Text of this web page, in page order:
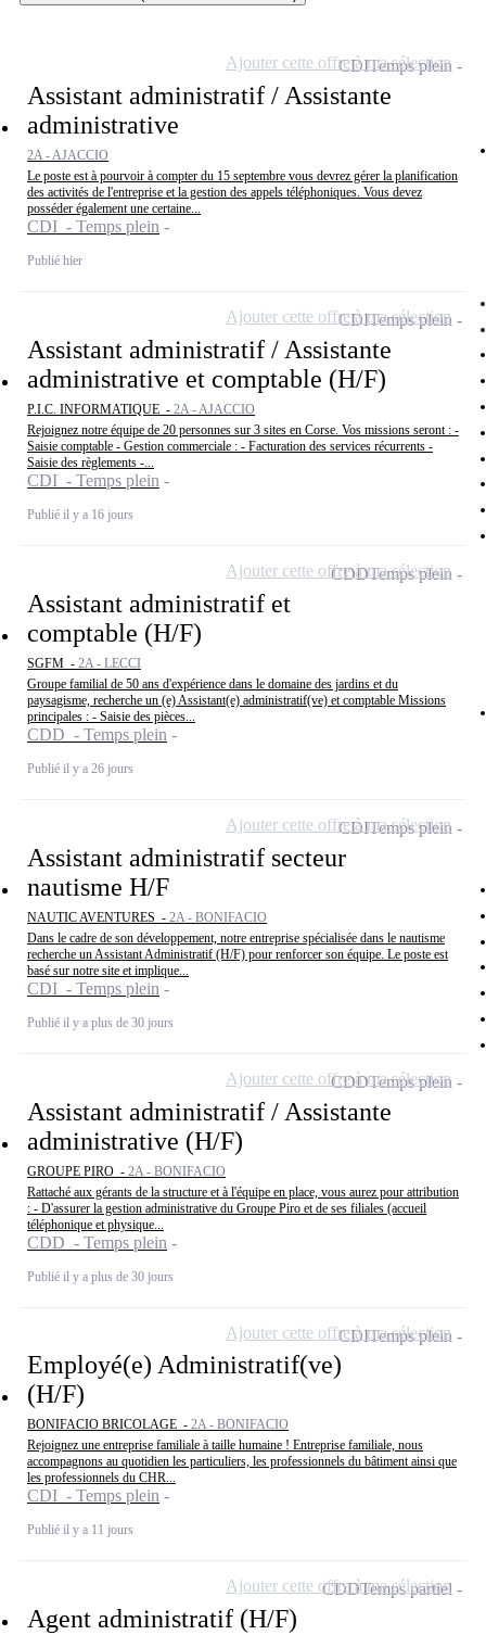
Assistant administratif / Assistante
administrative
2A - AJACCIO
Le poste est à pourvoir à compter du 15 septembre vous devrez gérer la planification
des activités de l'entreprise et la gestion des appels téléphoniques. Vous devez
posséder également une certaine...
CDI - Temps plein
Publié hier
CDITemps plein
Ajouter cette offre à ma sélection
Assistant administratif / Assistante
administrative et comptable (H/F)
P.I.C. INFORMATIQUE - 2A - AJACCIO
Rejoignez notre équipe de 20 personnes sur 3 sites en Corse. Vos missions seront : -
Saisie comptable - Gestion commerciale : - Facturation des services récurrents -
Saisie des règlements -...
CDI - Temps plein
Publié il y a 16 jours
CDITemps plein
Ajouter cette offre à ma sélection
Assistant administratif et
comptable (H/F)
SGFM - 2A - LECCI
Groupe familial de 50 ans d'expérience dans le domaine des jardins et du
paysagisme, recherche un (e) Assistant(e) administratif(ve) et comptable Missions
principales : - Saisie des pièces...
CDD - Temps plein
Publié il y a 26 jours
CDDTemps plein
Ajouter cette offre à ma sélection
Assistant administratif secteur
nautisme H/F
NAUTIC AVENTURES - 2A - BONIFACIO
Dans le cadre de son développement, notre entreprise spécialisée dans le nautisme
recherche un Assistant Administratif (H/F) pour renforcer son équipe. Le poste est
basé sur notre site et implique...
CDI - Temps plein
Publié il y a plus de 30 jours
CDITemps plein
Ajouter cette offre à ma sélection
Assistant administratif / Assistante
administrative (H/F)
GROUPE PIRO - 2A - BONIFACIO
Rattaché aux gérants de la structure et à l'équipe en place, vous aurez pour attribution
: - D'assurer la gestion administrative du Groupe Piro et de ses filiales (accueil
téléphonique et physique...
CDD - Temps plein
Publié il y a plus de 30 jours
CDDTemps plein
Ajouter cette offre à ma sélection
Employé(e) Administratif(ve)
(H/F)
BONIFACIO BRICOLAGE - 2A - BONIFACIO
Rejoignez une entreprise familiale à taille humaine ! Entreprise familiale, nous
accompagnons au quotidien les particuliers, les professionnels du bâtiment ainsi que
les professionnels du CHR...
CDI - Temps plein
Publié il y a 11 jours
CDITemps plein
Ajouter cette offre à ma sélection
Agent administratif (H/F)
CDDTemps partiel
Ajouter cette offre à ma sélection